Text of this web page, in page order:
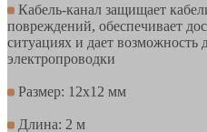
Кабель-канал защищает
повреждений, обеспечивает
ситуациях и дает возможность
электропроводки
Размер: 12х12 мм
Длина: 2 м